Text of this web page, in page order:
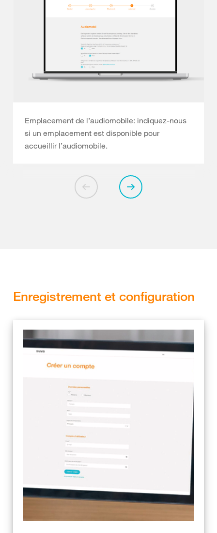
Emplacement de l’audiomobile: indiquez-nous
si un emplacement est disponible pour
accueillir l’audiomobile.
Enregistrement et configuration